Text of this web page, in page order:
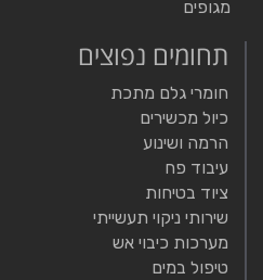
מגופים
תחומים נפוצים
חומרי גלם מתכת
כיול מכשירים
הרמה ושינוע
עיבוד פח
ציוד בטיחות
שירותי ניקוי תעשייתי
מערכות כיבוי אש
טיפול במים